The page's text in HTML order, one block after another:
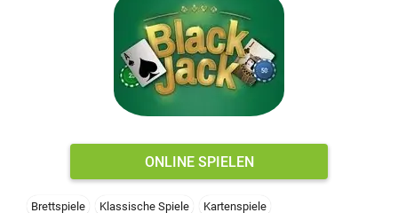
ONLINE SPIELEN
Brettspiele Klassische Spiele Kartenspiele